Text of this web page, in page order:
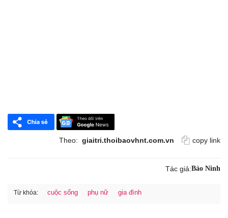
Theo: giaitri.thoibaovhnt.com.vn copy link
Tác giả:Bảo Ninh
Từ khóa: cuộc sống phụ nữ gia đình